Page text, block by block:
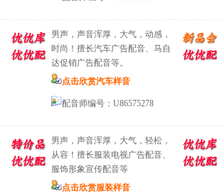
男声，声音浑厚，大气，动感，
时尚！擅长汽车广告配音、马自
达促销广告配音等。
点击欣赏汽车样音
配音师编号：U86575278
男声，声音浑厚，大气，轻松，
从容！擅长服装电视广告配音、
服饰形象宣传配音等
点击欣赏服装样音